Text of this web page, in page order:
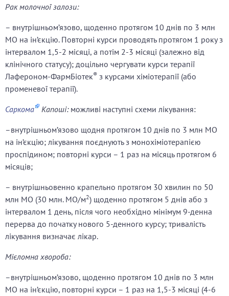
Рак молочної залози:
– внутрішньом’язово, щоденно протягом 10 днів по 3 млн
МО на ін’єкцію. Повторні курси проводять протягом 1 року з
інтервалом 1,5-2 місяці, а потім 2-3 місяці (залежно від
клінічного статусу); доцільно чергувати курси терапії
Лафероном-ФармБіотек® з курсами хіміотерапії (або
променевої терапії).
Саркома
Капоші:можливі наступні схеми лікування:
–внутрішньом’язово щодня протягом 10 днів по 3 млн МО
на ін’єкцію; лікування поєднують з монохіміотерапією
проспідином; повторні курси – 1 раз на місяць протягом 6
місяців;
– внутрішньовенно крапельно протягом 30 хвилин по 50
млн МО (30 млн. МО/м2) щоденно протягом 5 днів або з
інтервалом 1 день, після чого необхідно мінімум 9-денна
перерва до початку нового 5-денного курсу; тривалість
лікування визначає лікар.
Мієломна хвороба:
–внутрішньом’язово, щоденно протягом 10 днів по 3 млн
МО на ін’єкцію, повторні курси – 1 раз на 1,5-3 місяці (4-6